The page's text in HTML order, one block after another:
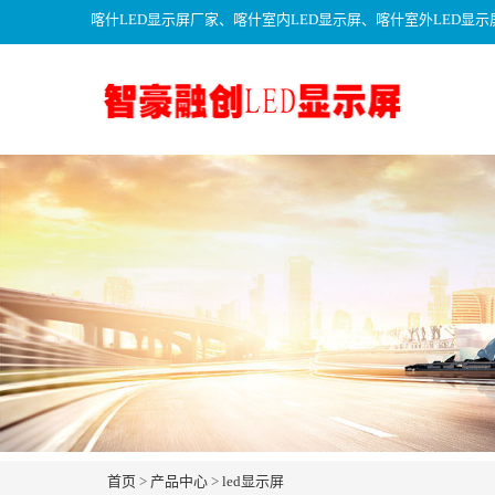
喀什LED显示屏厂家、喀什室内LED显示屏、喀什室外LED显
首页 > 产品中心 > led显示屏